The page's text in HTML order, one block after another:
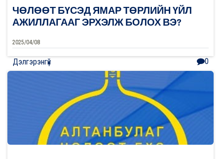
ЧӨЛӨӨТ БҮСЭД ЯМАР ТӨРЛИЙН ҮЙЛ
АЖИЛЛАГААГ ЭРХЭЛЖ БОЛОХ ВЭ?
2025/04/08
Дэлгэрэнгүй 0